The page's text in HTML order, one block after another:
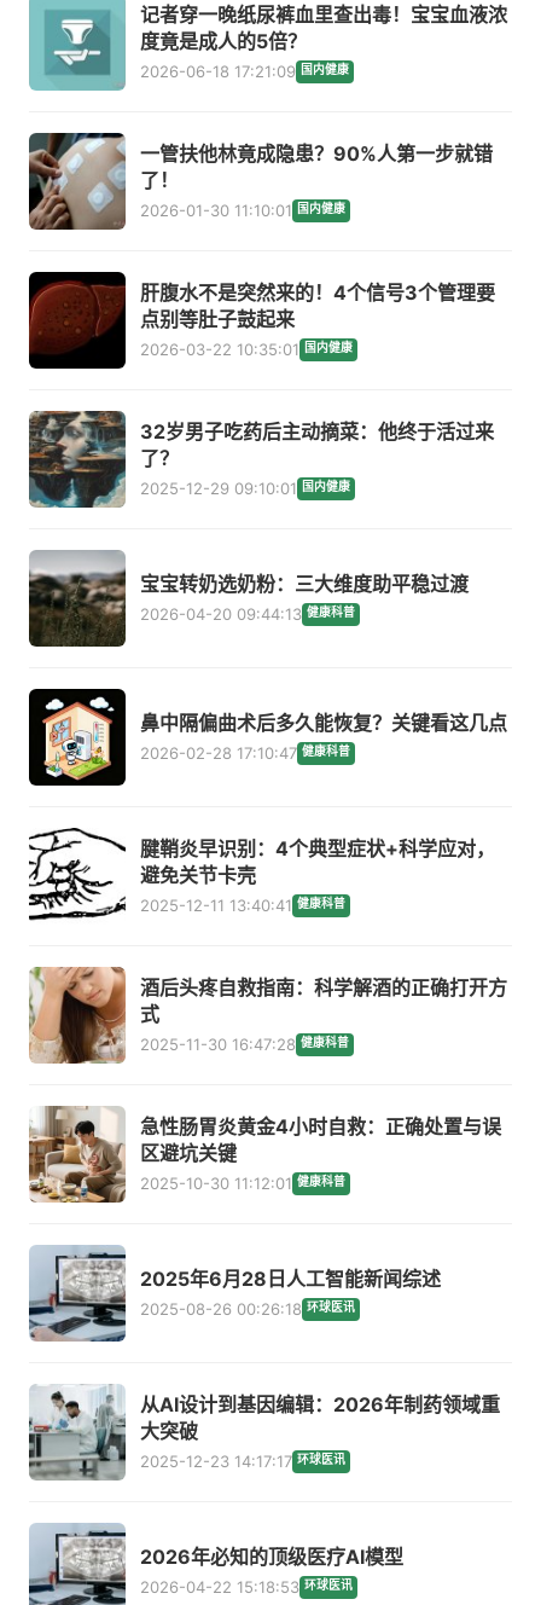
记者穿一晚纸尿裤血里查出毒！宝宝血液浓
度竟是成人的5倍？
2026-06-18 17:21:09 国内健康
一管扶他林竟成隐患？90%人第一步就错
了！
2026-01-30 11:10:01 国内健康
肝腹水不是突然来的！4个信号3个管理要
点别等肚子鼓起来
2026-03-22 10:35:01 国内健康
32岁男子吃药后主动摘菜：他终于活过来
了？
2025-12-29 09:10:01 国内健康
宝宝转奶选奶粉：三大维度助平稳过渡
2026-04-20 09:44:13 健康科普
鼻中隔偏曲术后多久能恢复？关键看这几点
2026-02-28 17:10:47 健康科普
腱鞘炎早识别：4个典型症状+科学应对，
避免关节卡壳
2025-12-11 13:40:41 健康科普
酒后头疼自救指南：科学解酒的正确打开方
式
2025-11-30 16:47:28 健康科普
急性肠胃炎黄金4小时自救：正确处置与误
区避坑关键
2025-10-30 11:12:01 健康科普
2025年6月28日人工智能新闻综述
2025-08-26 00:26:18 环球医讯
从AI设计到基因编辑：2026年制药领域重
大突破
2025-12-23 14:17:17 环球医讯
2026年必知的顶级医疗AI模型
2026-04-22 15:18:53 环球医讯